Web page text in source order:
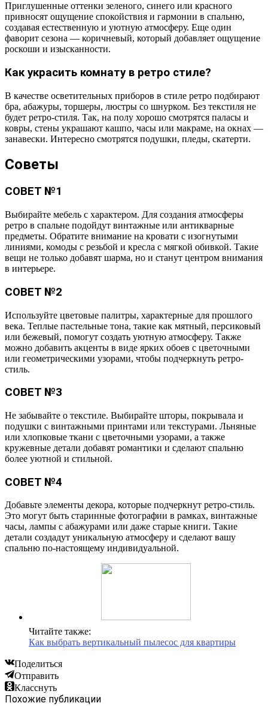
Приглушенные оттенки зеленого, синего или красного
привносят ощущение спокойствия и гармонии в спальню,
создавая естественную и уютную атмосферу. Еще один
фаворит сезона — коричневый, который добавляет ощущение
роскоши и изысканности.
Как украсить комнату в ретро стиле?
В качестве осветительных приборов в стиле ретро подбирают
бра, абажуры, торшеры, люстры со шнурком. Без текстиля не
будет ретро-стиля. Так, на полу хорошо смотрятся паласы и
ковры, стены украшают кашпо, часы или макраме, на окнах —
занавески. Интересно смотрятся подушки, пледы, скатерти.
Советы
СОВЕТ №1
Выбирайте мебель с характером. Для создания атмосферы
ретро в спальне подойдут винтажные или антикварные
предметы. Обратите внимание на кровати с изогнутыми
линиями, комоды с резьбой и кресла с мягкой обивкой. Такие
вещи не только добавят шарма, но и станут центром внимания
в интерьере.
СОВЕТ №2
Используйте цветовые палитры, характерные для прошлого
века. Теплые пастельные тона, такие как мятный, персиковый
или бежевый, помогут создать уютную атмосферу. Также
можно добавить акценты в виде ярких обоев с цветочными
или геометрическими узорами, чтобы подчеркнуть ретро-
стиль.
СОВЕТ №3
Не забывайте о текстиле. Выбирайте шторы, покрывала и
подушки с винтажными принтами или текстурами. Льняные
или хлопковые ткани с цветочными узорами, а также
кружевные детали добавят романтики и сделают спальню
более уютной и стильной.
СОВЕТ №4
Добавьте элементы декора, которые подчеркнут ретро-стиль.
Это могут быть старинные фотографии в рамках, винтажные
часы, лампы с абажурами или даже старые книги. Такие
детали создадут уникальную атмосферу и сделают вашу
спальню по-настоящему индивидуальной.
Читайте также:
Как выбрать вертикальный пылесос для квартиры
Поделиться
Отправить
Класснуть
Похожие публикации